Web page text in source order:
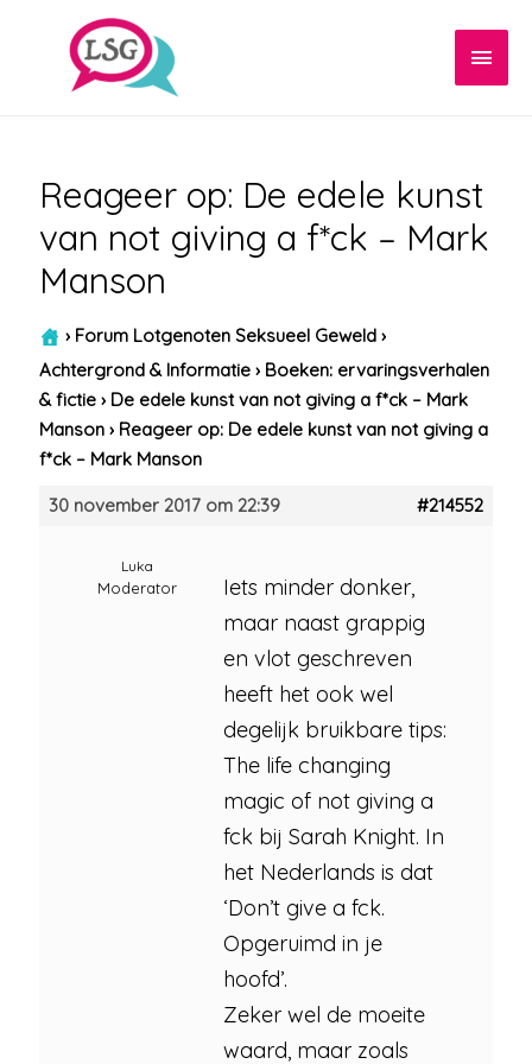
Reageer op: De edele kunst
van not giving a f*ck – Mark
Manson
› Forum Lotgenoten Seksueel Geweld ›
Achtergrond & Informatie › Boeken: ervaringsverhalen
& fictie › De edele kunst van not giving a f*ck – Mark
Manson › Reageer op: De edele kunst van not giving a
f*ck – Mark Manson
30 november 2017 om 22:39 #214552
Luka
Moderator
Iets minder donker,
maar naast grappig
en vlot geschreven
heeft het ook wel
degelijk bruikbare tips:
The life changing
magic of not giving a
fck bij Sarah Knight. In
het Nederlands is dat
‘Don’t give a fck.
Opgeruimd in je
hoofd’.
Zeker wel de moeite
waard, maar zoals